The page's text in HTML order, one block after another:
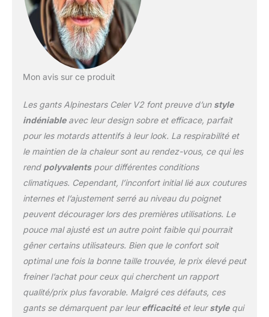
Mon avis sur ce produit
Les gants Alpinestars Celer V2 font preuve d’un style
indéniableavec leur design sobre et efficace, parfait
pour les motards attentifs à leur look. La respirabilité et
le maintien de la chaleur sont au rendez-vous, ce qui les
rend polyvalentspour différentes conditions
climatiques. Cependant, l’inconfort initial lié aux coutures
internes et l’ajustement serré au niveau du poignet
peuvent décourager lors des premières utilisations. Le
pouce mal ajusté est un autre point faible qui pourrait
gêner certains utilisateurs. Bien que le confort soit
optimal une fois la bonne taille trouvée, le prix élevé peut
freiner l’achat pour ceux qui cherchent un rapport
qualité/prix plus favorable. Malgré ces défauts, ces
gants se démarquent par leurefficacitéet leurstylequi